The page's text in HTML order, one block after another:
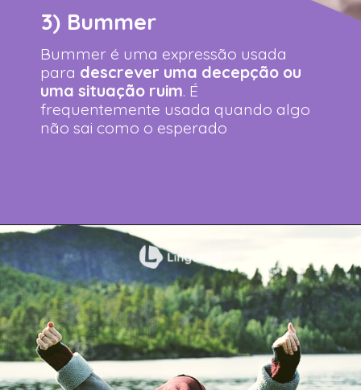
3) Bummer
Bummer é uma expressão usada
para descrever uma decepção ou
uma situação ruim. É
frequentemente usada quando algo
não sai como o esperado